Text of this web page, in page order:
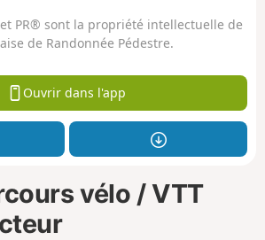
PR® sont la propriété intellectuelle de
de Randonnée Pédestre.
Ouvrir dans l'app
vélo / VTT